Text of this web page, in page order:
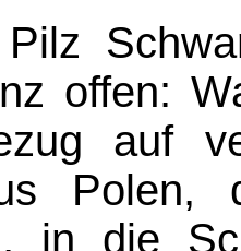
offen:
auf
Polen,
in die